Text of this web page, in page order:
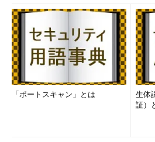
「ポートスキャン」とは
生体
証）